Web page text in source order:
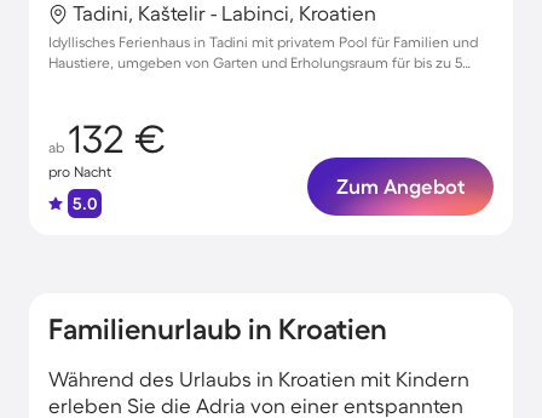
Tadini, Kaštelir - Labinci, Kroatien
Idyllisches Ferienhaus in Tadini mit privatem Pool für Familien und
Haustiere, umgeben von Garten und Erholungsraum für bis zu 5
ab 132 €
pro Nacht
5.0
Zum Angebot
Familienurlaub in Kroatien
Während des Urlaubs in Kroatien mit Kindern
erleben Sie die Adria von einer entspannten